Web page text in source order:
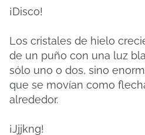
¡Disco!
Los cristales de hielo
de un puño con una luz
sólo uno o dos, sino
que se movían como
alrededor.
¡Jjjkng!